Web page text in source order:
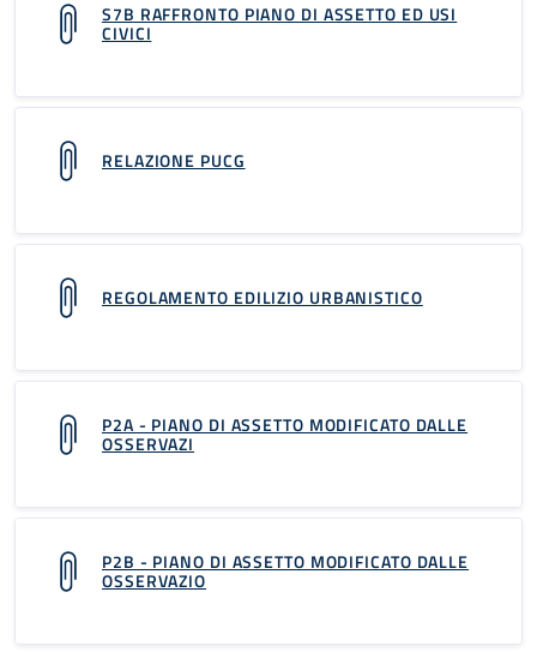
S7B RAFFRONTO PIANO DI ASSETTO ED USI
CIVICI
RELAZIONE PUCG
REGOLAMENTO EDILIZIO URBANISTICO
P2A - PIANO DI ASSETTO MODIFICATO DALLE
OSSERVAZI
P2B - PIANO DI ASSETTO MODIFICATO DALLE
OSSERVAZIO